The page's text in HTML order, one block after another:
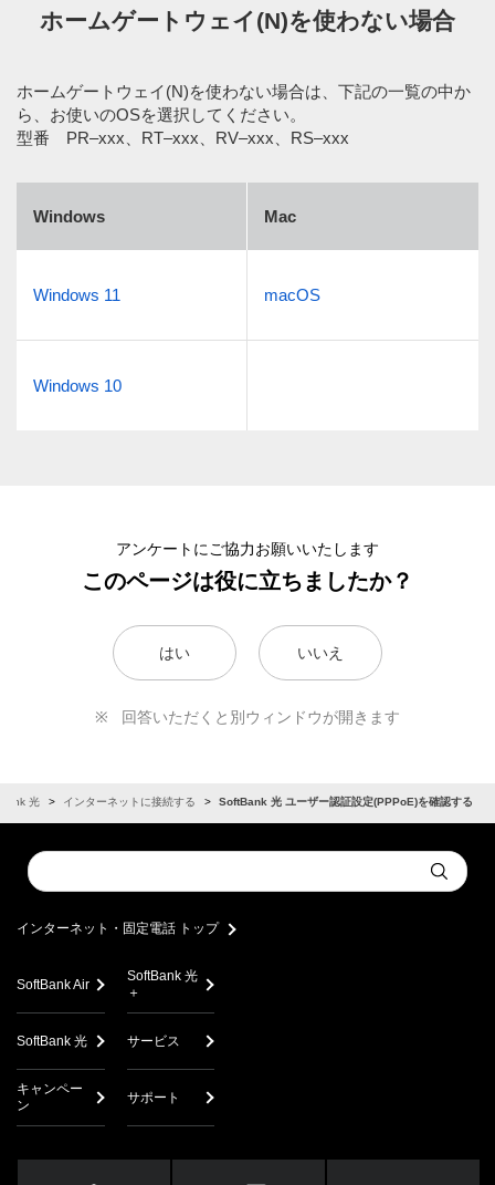
ホームゲートウェイ(N)を使わない場合
ホームゲートウェイ(N)を使わない場合は、下記の一覧の中か
ら、お使いのOSを選択してください。
型番 PR‒xxx、RT‒xxx、RV‒xxx、RS‒xxx
Windows Mac
Windows 11 macOS
Windows 10
アンケートにご協力お願いいたします
このページは役に立ちましたか？
はい いいえ
回答いただくと別ウィンドウが開きます
光 インターネットに接続する SoftBank 光 ユーザー認証設定(PPPoE)を確認する
Conduct
a
Submit
インターネット・固定電話 トップ
SoftBank Air
SoftBank 光
＋
SoftBank 光 サービス
キャンペー
ン
サポート